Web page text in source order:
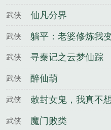
武侠 仙凡分界
武侠 躺平：老婆修炼我
武侠 寻秦记之云梦仙踪
武侠 醉仙葫
武侠 敕封女鬼，我真不
武侠 魔门败类